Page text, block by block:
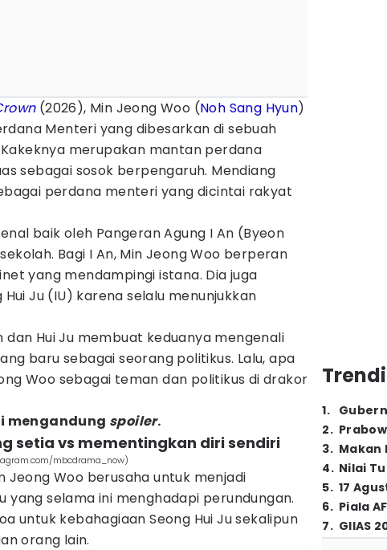
(2026), Min Jeong Woo (Noh Sang Hyun)
Menteri yang dibesarkan di sebuah
merupakan mantan perdana
sebagai sosok berpengaruh. Mendiang
perdana menteri yang dicintai rakyat
baik oleh Pangeran Agung I An (Byeon
Bagi I An, Min Jeong Woo berperan
yang mendampingi istana. Dia juga
Ju (IU) karena selalu menunjukkan
dan Hui Ju membuat keduanya mengenali
baru sebagai seorang politikus. Lalu, apa
Woo sebagai teman dan politikus di drakor
mengandung spoiler.
setia vs mementingkan diri sendiri
mbcdrama_now)
Jeong Woo berusaha untuk menjadi
yang selama ini menghadapi perundungan.
untuk kebahagiaan Seong Hui Ju sekalipun
orang lain.
1.
2.
3. Makan
4. Nilai
5. 17
6. Piala
7. GIIAS